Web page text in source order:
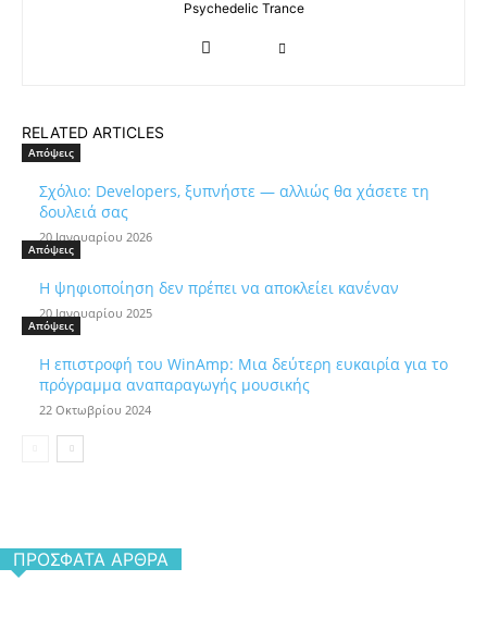
Psychedelic Trance
RELATED ARTICLES
Απόψεις
Σχόλιο: Developers, ξυπνήστε — αλλιώς θα χάσετε τη
δουλειά σας
20 Ιανουαρίου 2026
Απόψεις
Η ψηφιοποίηση δεν πρέπει να αποκλείει κανέναν
20 Ιανουαρίου 2025
Απόψεις
Η επιστροφή του WinAmp: Μια δεύτερη ευκαιρία για το
πρόγραμμα αναπαραγωγής μουσικής
22 Οκτωβρίου 2024
ΠΡΌΣΦΑΤΑ ΆΡΘΡΑ